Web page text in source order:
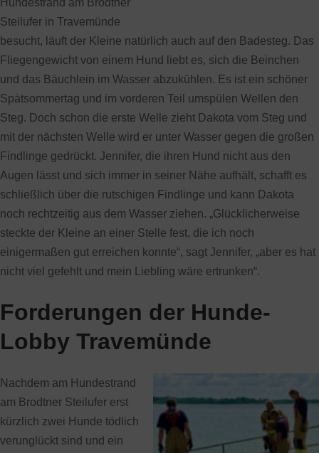
Hundestrand am Brodtner
Steilufer in Travemünde
besucht, läuft der Kleine natürlich auch auf den Badesteg. Das
Fliegengewicht von einem Hund liebt es, sich die Beinchen
und das Bäuchlein im Wasser abzukühlen. Es ist ein schöner
Spätsommertag und im vorderen Teil umspülen Wellen den
Steg. Doch schon die erste Welle zieht Dakota vom Steg und
mit der nächsten Welle wird er unter Wasser gegen die großen
Findlinge gedrückt. Jennifer, die ihren Hund nicht aus den
Augen lässt und sich immer in seiner Nähe aufhält, schafft es
schließlich über die rutschigen Findlinge und kann Dakota
noch rechtzeitig aus dem Wasser ziehen. „Glücklicherweise
steckte der Kleine an einer Stelle fest, die ich noch
einigermaßen gut erreichen konnte“, sagt Jennifer, „aber es hat
nicht viel gefehlt und mein Liebling wäre ertrunken“.
Forderungen der Hunde-
Lobby Travemünde
Nachdem am Hundestrand
am Brodtner Steilufer erst
kürzlich zwei Hunde tödlich
verunglückt sind und ein